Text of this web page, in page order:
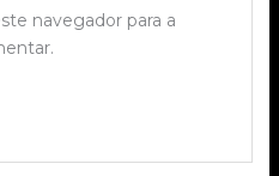
navegador para a